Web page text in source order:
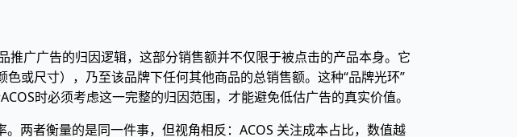
广广告的归因逻辑，这部分销售额并不仅限于被点击的产品本身。它
或尺寸），乃至该品牌下任何其他商品的总销售额。这种“品牌光环”
时必须考虑这一完整的归因范围，才能避免低估广告的真实价值。
两者衡量的是同一件事，但视角相反：ACOS 关注成本占比，数值越